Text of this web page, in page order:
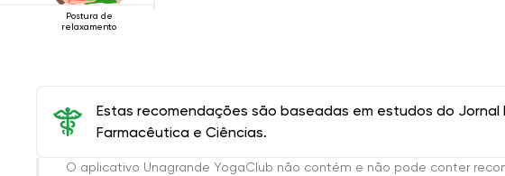
Postura de
relaxamento
Estas recomendações são baseadas em estudos do Jornal
Farmacêutica e Ciências.
O aplicativo Unagrande YogaClub não contém e não pode conter